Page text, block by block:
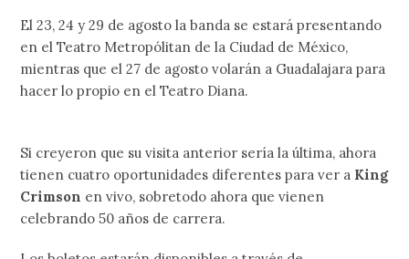
El 23, 24 y 29 de agosto la banda se estará presentando
en el Teatro Metropólitan de la Ciudad de México,
mientras que el 27 de agosto volarán a Guadalajara para
hacer lo propio en el Teatro Diana.
Si creyeron que su visita anterior sería la última, ahora
tienen cuatro oportunidades diferentes para ver a King
Crimson en vivo, sobretodo ahora que vienen
celebrando 50 años de carrera.